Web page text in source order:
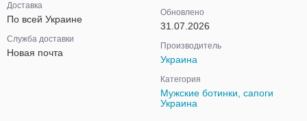
Доставка
По всей Украине
Служба доставки
Новая почта
Обновлено
31.07.2026
Производитель
Украина
Категория
Мужские ботинки, сапоги
Украина